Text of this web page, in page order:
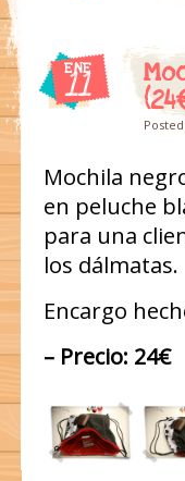
ENE
11
Mochila
en peluche
para una
los dálmatas.
Encargo
– Precio: 24€